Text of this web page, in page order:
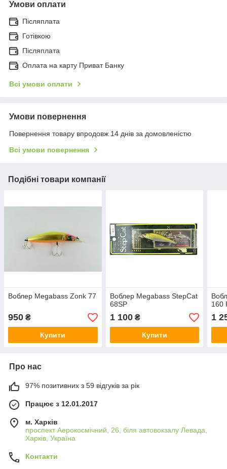
Умови оплати
Післяплата
Готівкою
Післяплата
Оплата на карту Приват Банку
Всі умови оплати
Умови повернення
Повернення товару впродовж 14 днів за домовленістю
Всі умови повернення
Подібні товари компанії
Воблер Megabass Zonk 77
950 ₴
Купити
Воблер Megabass StepCat
68SP
1 100₴
Купити
160
1
Про нас
97% позитивних з 59 відгуків за рік
Працює з 12.01.2017
м. Харків
проспект Аерокосмічний, 26, біля автовокзалу Левада,
Харків, Україна
Контакти